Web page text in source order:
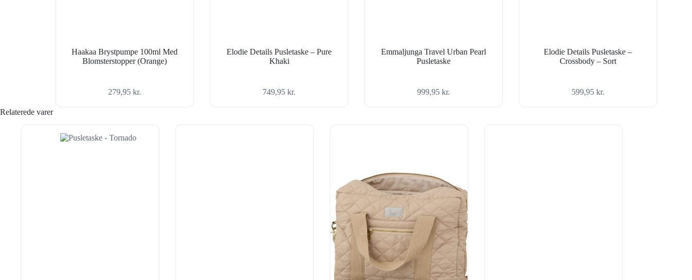
Haakaa Brystpumpe 100ml Med
Blomsterstopper (Orange)
279,95kr.
Elodie Details Pusletaske – Pure
Khaki
749,95kr.
Emmaljunga Travel Urban Pearl
Pusletaske
999,95 kr.
Elodie Details Pusletaske –
Crossbody – Sort
599,95 kr.
Relaterede varer